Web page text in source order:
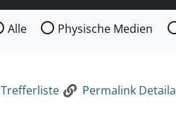
Sie die Medienart nach der
Alle Physische Medien
Permalink